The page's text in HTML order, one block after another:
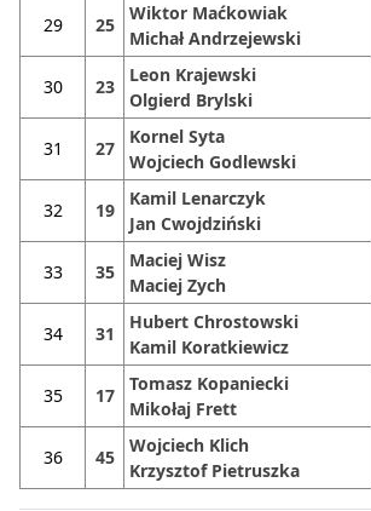
29 25
Wiktor Maćkowiak
Michał Andrzejewski
30 23
Leon Krajewski
Olgierd Brylski
31 27
Kornel Syta
Wojciech Godlewski
32 19
Kamil Lenarczyk
Jan Cwojdziński
33 35
Maciej Wisz
Maciej Zych
34 31
Hubert Chrostowski
Kamil Koratkiewicz
35 17
Tomasz Kopaniecki
Mikołaj Frett
36 45
Wojciech Klich
Krzysztof Pietruszka